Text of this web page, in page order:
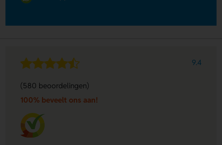
9.4
(580 beoordelingen)
100% beveelt ons aan!